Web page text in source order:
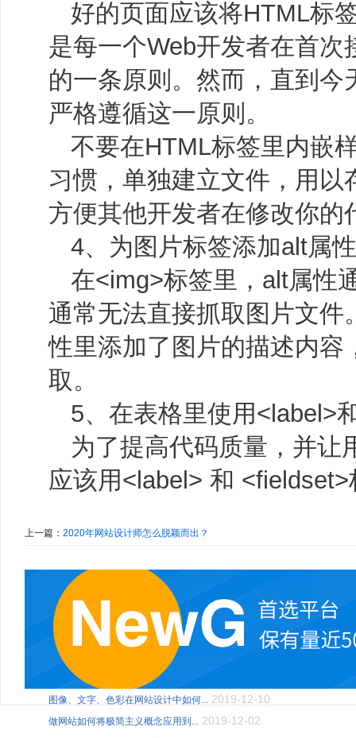
好的页面应该将HTML标
是每一个Web开发者在首
的一条原则。然而，直到
严格遵循这一原则。
不要在HTML标签里内嵌
习惯，单独建立文件，用
方便其他开发者在修改你
4、为图片标签添加alt属性
在<img>标签里，alt属性
通常无法直接抓取图片文
性里添加了图片的描述内容
取。
5、在表格里使用<label>
为了提高代码质量，并让
应该用<label> 和
上一篇： 2020年网站设计师怎么脱颖而出？
图像、文字、色彩在网站设计中如何... 2019-12-10
做网站如何将极简主义概念应用到... 2019-12-02